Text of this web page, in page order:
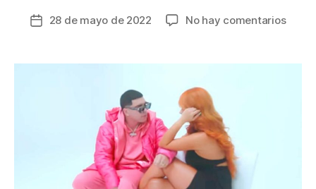
Fecha
entrada
28 de mayo de 2022 No hay comentariosen
Bebé”,